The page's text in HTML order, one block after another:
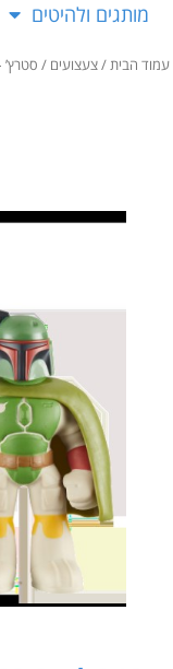
מותגים ולהיטים
עמוד הבית/צעצועים